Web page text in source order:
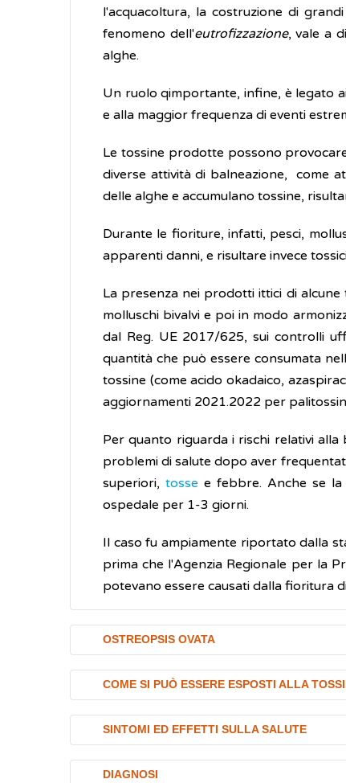
l'acquacoltura, la costruzione di
fenomeno dell'eutrofizzazione, vale a
alghe.
Un ruolo qimportante, infine, è legato
e alla maggior frequenza di eventi
Le tossine prodotte possono
diverse attività di balneazione, come
delle alghe e accumulano tossine,
Durante le fioriture, infatti, pesci,
apparenti danni, e risultare invece
La presenza nei prodotti ittici di
molluschi bivalvi e poi in modo
dal Reg. UE 2017/625, sui controlli
quantità che può essere consumata
tossine (come acido okadaico,
aggiornamenti 2021.2022 per
Per quanto riguarda i rischi relativi
problemi di salute dopo aver
superiori, tosse e febbre. Anche se
ospedale per 1-3 giorni.
Il caso fu ampiamente riportato dalla
prima che l'Agenzia Regionale per la
potevano essere causati dalla fioritura
OSTREOPSIS OVATA
Ostreopsis ovataè una micro-alga
esmpio uno scoglio (bentonica). Tipica
occhio nudo. In particolari condizioni
Cresce in zone costiere poco profonde
COME SI PUÒ ESSERE ESPOSTI ALLA
Le principali vie di esposizione alle
inalazione,
SINTOMI ED EFFETTI SULLA SALUTE
A tutt'oggi effetti sulla salute umana
DIAGNOSI